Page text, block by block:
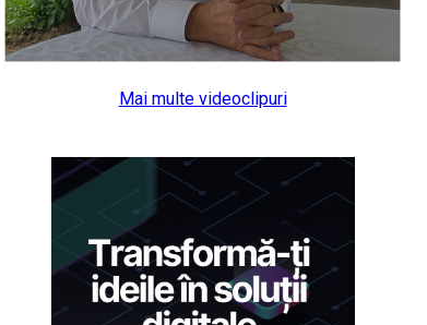
Mai multe videoclipuri